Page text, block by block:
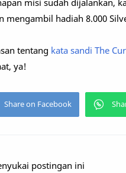
misi sudah dijalankan,
mengambil hadiah 8.000
tentang kata sandi The
ya!
postingan ini